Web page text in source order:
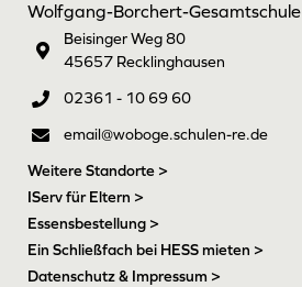
Wolfgang-Borchert-Gesamtschule
Beisinger Weg 80
45657 Recklinghausen
02361 - 10 69 60
email@woboge.schulen-re.de
Weitere Standorte >
IServ für Eltern >
Essensbestellung >
Ein Schließfach bei HESS mieten >
Datenschutz & Impressum >